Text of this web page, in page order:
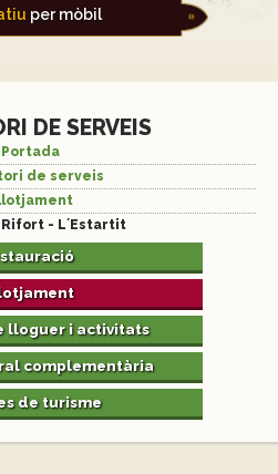
per mòbil
DE SERVEIS
Portada
de serveis
Rifort - L´Estartit
lloguer i activitats
complementària
de turisme